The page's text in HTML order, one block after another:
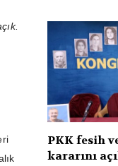
PKK fesih
kararını